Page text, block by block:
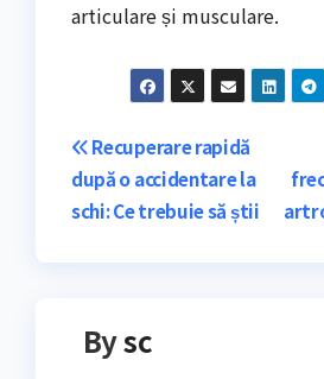
articulare și musculare.
Navigare
în
Recuperare rapidă
după o accidentare la
schi: Ce trebuie să știi
Bysc